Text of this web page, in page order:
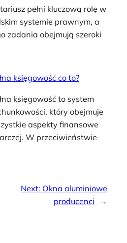
pełni kluczową rolę w
systemie prawnym, a
zadania obejmują szeroki
księgowość co to?
księgowość to system
który obejmuje
aspekty finansowe
W przeciwieństwie
Next: Okna aluminiowe
producenci
→